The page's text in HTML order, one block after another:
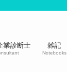
業診断士 雑記
Notebooks